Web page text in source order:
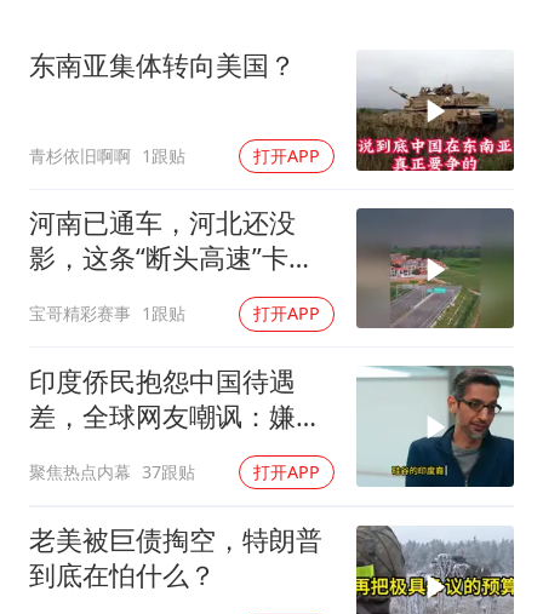
上半年全球新能源乘用车销量1122万台
加沙约14万栋建筑被完全摧毁
从科技创新看开局起步的时与势
东南亚集体转向美国？
青杉依旧啊啊 1跟贴 打开APP
河南已通车，河北还没
影，这条“断头高速”卡在
宝哥精彩赛事 1跟贴 打开APP
印度侨民抱怨中国待遇
差，全球网友嘲讽：嫌差
聚焦热点内幕 37跟贴 打开APP
老美被巨债掏空，特朗普
到底在怕什么？